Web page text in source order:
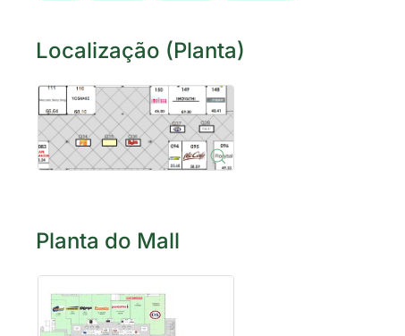
Localização (Planta)
Planta do Mall